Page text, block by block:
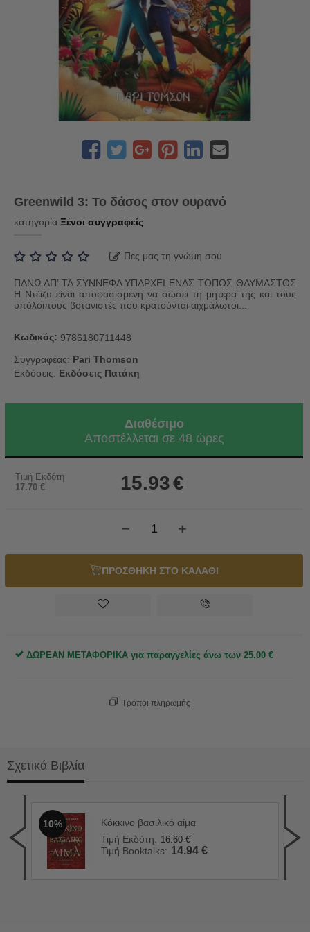
Greenwild 3: Το δάσος στον ουρανό
κατηγορία Ξένοι συγγραφείς
Πες μας τη γνώμη σου
ΠΑΝΩ ΑΠ’ ΤΑ ΣΥΝΝΕΦΑ ΥΠΑΡΧΕΙ ΕΝΑΣ ΤΟΠΟΣ ΘΑΥΜΑΣΤΟΣ
Η Ντέιζυ είναι αποφασισμένη να σώσει τη μητέρα της και τους
υπόλοιπους βοτανιστές που κρατούνται αιχμάλωτοι...
Κωδικός: 9786180711448
Συγγραφέας: Pari Thomson
Εκδόσεις: Εκδόσεις Πατάκη
Διαθέσιμο
Αποστέλλεται σε 48 ώρες
Τιμή Εκδότη
17.70 € 15.93€
+
−
ΠΡΟΣΘΗΚΗ ΣΤΟ ΚΑΛΑΘΙ
ΔΩΡΕΑΝ ΜΕΤΑΦΟΡΙΚΑ για παραγγελίες άνω των 25.00 €
Τρόποι πληρωμής
Σχετικά Βιβλία
10%
Κόκκινο βασιλικό αίμα
Τιμή Εκδότη: 16.60 €
Τιμή Booktalks: 14.94 €